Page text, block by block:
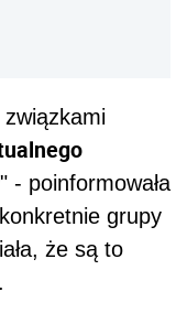
" - poinformowała
grupy
że są to